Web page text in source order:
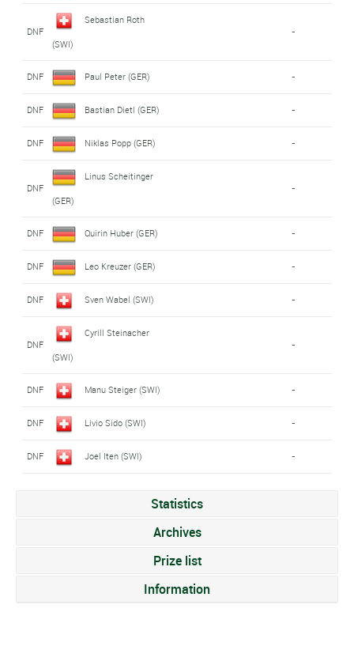
DNF
Sebastian Roth
(SWI)
-
DNF Paul Peter (GER) -
DNF Bastian Dietl (GER) -
DNF Niklas Popp (GER) -
DNF
Linus Scheitinger
(GER)
-
DNF Quirin Huber (GER) -
DNF Leo Kreuzer (GER) -
DNF Sven Wabel (SWI) -
DNF
Cyrill Steinacher
(SWI)
-
DNF Manu Steiger (SWI) -
DNF Livio Sido (SWI) -
DNF Joel Iten (SWI) -
Statistics
Archives
Prize list
Information